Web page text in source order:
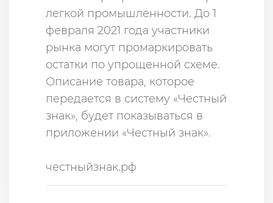
легкой промышленности. До 1
февраля 2021 года участники
рынка могут промаркировать
остатки по упрощенной схеме.
Описание товара, которое
передается в систему «Честный
знак», будет показываться в
приложении «Честный знак».
честныйзнак.рф